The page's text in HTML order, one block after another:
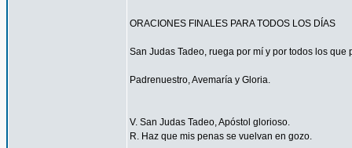
ORACIONES FINALES PARA TODOS LOS DÍAS
San Judas Tadeo, ruega por mí y por todos los que
Padrenuestro, Avemaría y Gloria.
V. San Judas Tadeo, Apóstol glorioso.
R. Haz que mis penas se vuelvan en gozo.